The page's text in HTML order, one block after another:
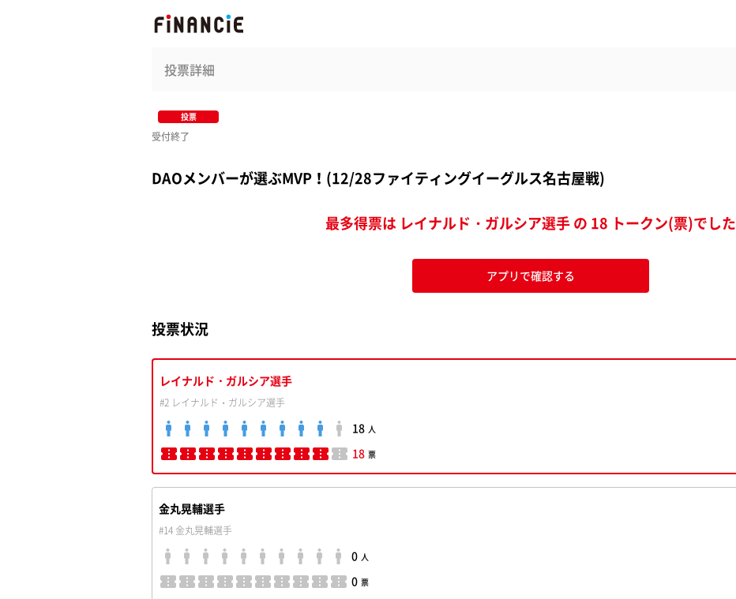
投票詳細
投票
受付終了
DAOメンバーが選ぶMVP！(12/28ファイティングイーグルス名古屋戦)
最多得票は レイナルド・ガルシア選手 の 18 トークン(票)でした
アプリで確認する
投票状況
レイナルド・ガルシア選手
#2 レイナルド・ガルシア選手
18 人
18 票
金丸晃輔選手
#14 金丸晃輔選手
0 人
0 票